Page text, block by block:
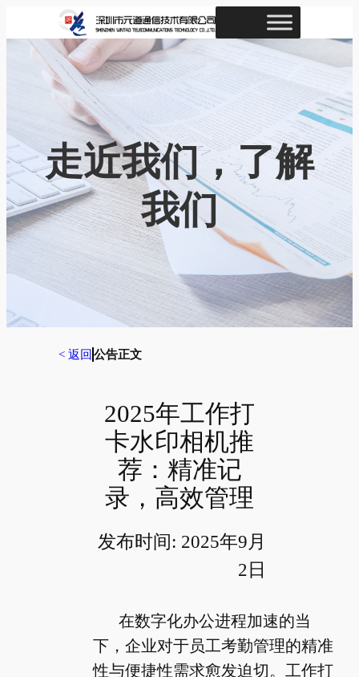
走近我们，了解
我们
< 返回 公告正文
2025年工作打
卡水印相机推
荐：精准记
录，高效管理
发布时间: 2025年9月
2日
在数字化办公进程加速的当
下，企业对于员工考勤管理的精准
性与便捷性需求愈发迫切。工作打